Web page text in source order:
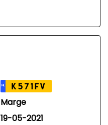
NL K571FV
Marge
19-05-2021